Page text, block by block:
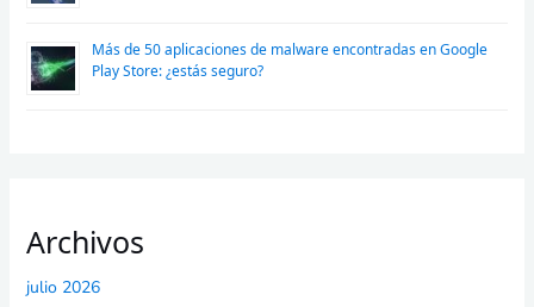
Más de 50 aplicaciones de malware encontradas en Google
Play Store: ¿estás seguro?
Archivos
julio 2026